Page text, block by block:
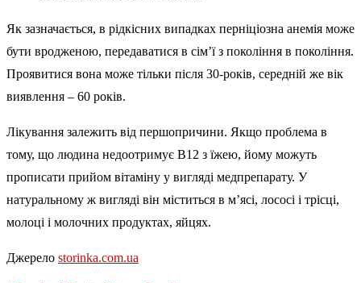
Як зазначається, в рідкісних випадках перніціозна анемія може
бути вродженою, передаватися в сім’ї з покоління в покоління.
Проявитися вона може тільки після 30-років, середній же вік
виявлення – 60 років.
Лікування залежить від першопричини. Якщо проблема в
тому, що людина недоотримує B12 з їжею, йому можуть
прописати прийом вітаміну у вигляді медпрепарату. У
натуральному ж вигляді він міститься в м’ясі, лососі і трісці,
молоці і молочних продуктах, яйцях.
Джерело storinka.com.ua